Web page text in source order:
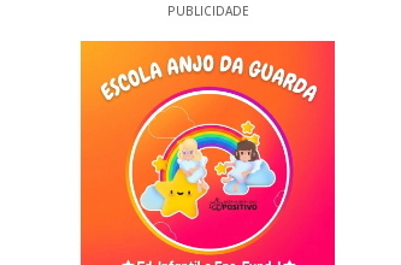
PUBLICIDADE